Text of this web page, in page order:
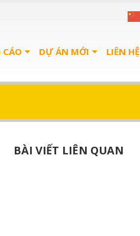
DỰ ÁN MỚI LIÊN HỆ
BÀI VIẾT LIÊN QUAN